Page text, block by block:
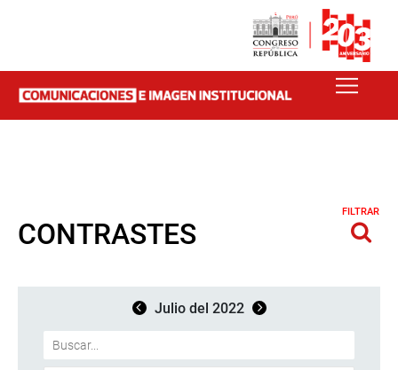
CONTRASTES
FILTRAR
Julio del 2022